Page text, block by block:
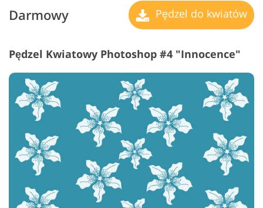
Darmowy Pędzel do kwiatów
Pędzel Kwiatowy Photoshop #4 "Innocence"